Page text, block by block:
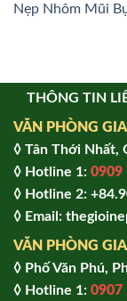
Nẹp Nhôm Mũi
THÔNG TIN
VĂN PHÒNG
◊ Tân Thới Nhất,
◊ Hotline 1: 0909
◊ Hotline 2:
◊ Email:
VĂN PHÒNG
◊ Phố Văn Phú,
◊ Hotline 1: 0907